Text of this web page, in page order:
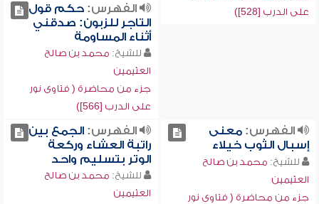
على الدرب [528])
الفهرس:حكم قول
التاجر للزبون: صدقني
أثناء المساومة
للشيخ: محمد بن صالح
العثيمين
جزء من محاضرة ( فتاوى نور
على الدرب [566])
الفهرس:معنى
إسبال الثوب خيلاء
للشيخ: محمد بن صالح
العثيمين
جزء من محاضرة ( فتاوى نور
الفهرس:الجمع بين
راتبة العشاء وركعة
الوتر بتسليم واحد
للشيخ: محمد بن صالح
العثيمين